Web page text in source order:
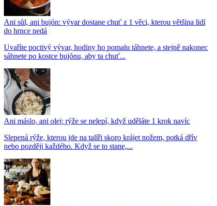
Ani sůl, ani bujón: vývar dostane chuť z 1 věci, kterou většina lidí
do hrnce nedá
Uvaříte poctivý vývar, hodiny ho pomalu táhnete, a stejně nakonec
sáhnete po kostce bujónu, aby ta chuť...
Ani máslo, ani olej: rýže se nelepí, když uděláte 1 krok navíc
Slepená rýže, kterou jde na talíři skoro krájet nožem, potká dřív
nebo později každého. Když se to stane,...